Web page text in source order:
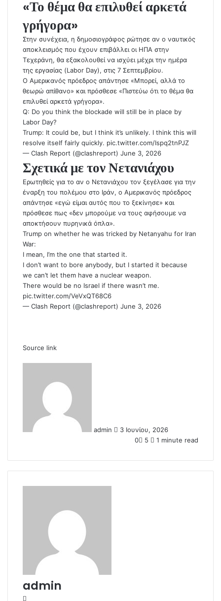
«Το θέμα θα επιλυθεί αρκετά
γρήγορα»
Στην συνέχεια, η δημοσιογράφος ρώτησε αν ο ναυτικός
αποκλεισμός που έχουν επιβάλλει οι ΗΠΑ στην
Τεχεράνη, θα εξακολουθεί να ισχύει μέχρι την ημέρα
της εργασίας (Labor Day), στις 7 Σεπτεμβρίου.
O Αμερικανός πρόεδρος απάντησε «Μπορεί, αλλά το
θεωρώ απίθανο» και πρόσθεσε «Πιστεύω ότι το θέμα θα
επιλυθεί αρκετά γρήγορα».
Q: Do you think the blockade will still be in place by
Labor Day?
Trump: It could be, but I think it’s unlikely. I think this will
resolve itself fairly quickly. pic.twitter.com/Ispq2tnPJZ
— Clash Report (@clashreport) June 3, 2026
Σχετικά με τον Νετανιάχου
Ερωτηθείς για το αν ο Νετανιάχου τον ξεγέλασε για την
έναρξη του πολέμου στο Ιράν, ο Αμερικανός πρόεδρος
απάντησε «εγώ είμαι αυτός που το ξεκίνησε» και
πρόσθεσε πως «δεν μπορούμε να τους αφήσουμε να
αποκτήσουν πυρηνικά όπλα».
Trump on whether he was tricked by Netanyahu for Iran
War:
I mean, I’m the one that started it.
I don’t want to bore anybody, but I started it because
we can’t let them have a nuclear weapon.
There would be no Israel if there wasn’t me.
pic.twitter.com/VeVxQT68C6
— Clash Report (@clashreport) June 3, 2026
Source link
admin
e
i
l
3 Ιουνίου, 2026
0
5 1 minute read
admin